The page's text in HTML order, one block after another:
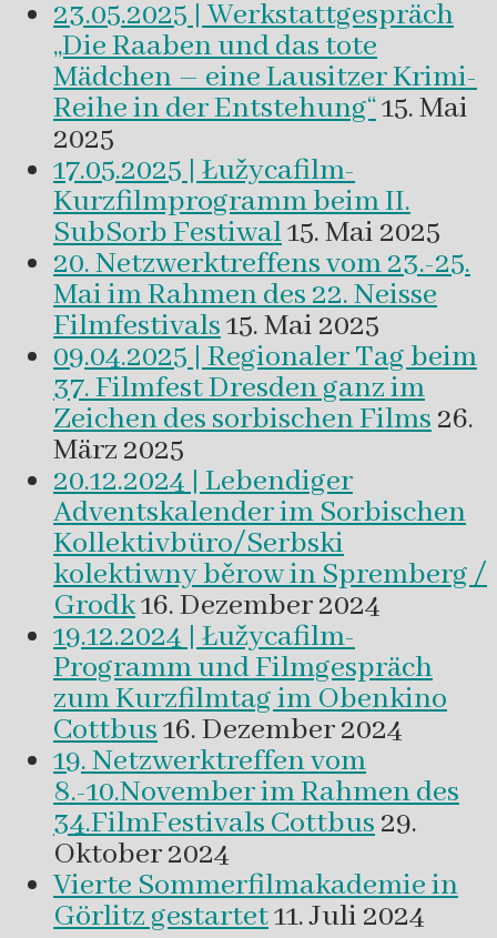
23.05.2025 | Werkstattgespräch
„Die Raaben und das tote
Mädchen – eine Lausitzer Krimi-
Reihe in der Entstehung“15. Mai
2025
17.05.2025 | Łužycafilm-
Kurzfilmprogramm beim II.
SubSorb Festiwal15. Mai 2025
20. Netzwerktreffens vom 23.-25.
Mai im Rahmen des 22. Neisse
Filmfestivals15. Mai 2025
09.04.2025 | Regionaler Tag beim
37. Filmfest Dresden ganz im
Zeichen des sorbischen Films26.
März 2025
20.12.2024 | Lebendiger
Adventskalender im Sorbischen
Kollektivbüro/Serbski
kolektiwny běrow in Spremberg /
Grodk16. Dezember 2024
19.12.2024 | Łužycafilm-
Programm und Filmgespräch
zum Kurzfilmtag im Obenkino
Cottbus16. Dezember 2024
19. Netzwerktreffen vom
8.-10.November im Rahmen des
34.FilmFestivals Cottbus29.
Oktober 2024
Vierte Sommerfilmakademie in
Görlitz gestartet11. Juli 2024